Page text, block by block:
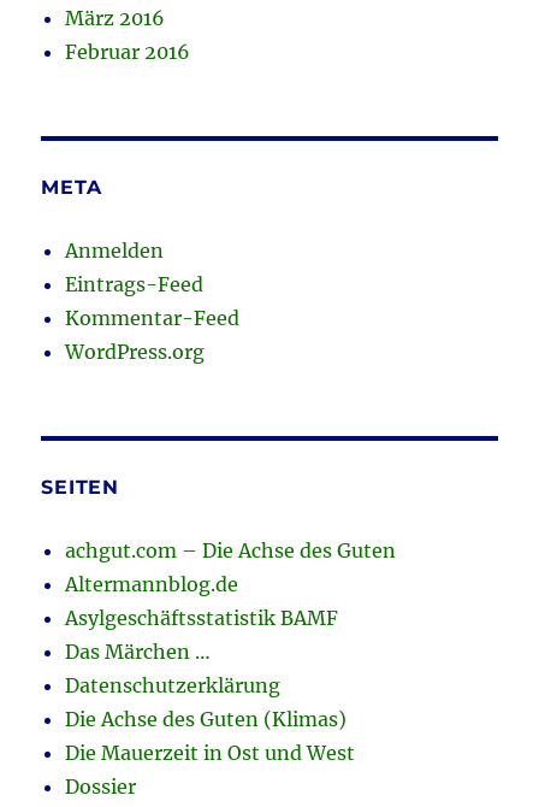
März 2016
Februar 2016
META
Anmelden
Eintrags-Feed
Kommentar-Feed
WordPress.org
SEITEN
achgut.com – Die Achse des Guten
Altermannblog.de
Asylgeschäftsstatistik BAMF
Das Märchen …
Datenschutzerklärung
Die Achse des Guten (Klimas)
Die Mauerzeit in Ost und West
Dossier